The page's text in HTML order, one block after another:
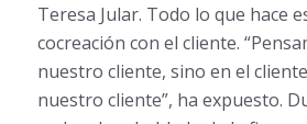
Teresa Jular. Todo lo que hace
cocreación con el cliente.
nuestro cliente, sino en el
nuestro cliente”, ha expuesto.